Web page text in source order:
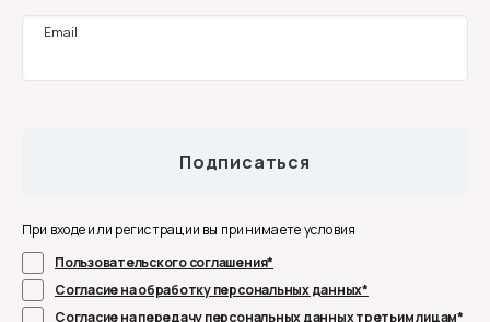
Email
Подписаться
При входе или регистрации вы принимаете условия
Пользовательского соглашения*
Согласие на обработку персональных данных*
Согласие на передачу персональных данных третьим лицам*